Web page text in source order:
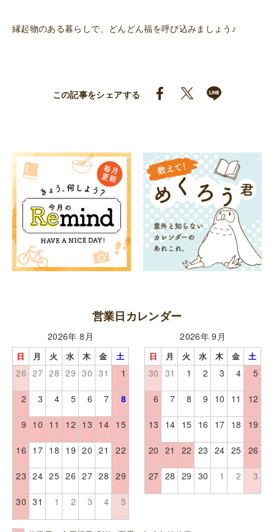
縁起物のある暮らしで、どんどん福を呼び込みましょう♪
この記事をシェアする
営業日カレンダー
2026年 8月
日 月 火 水 木 金 土
26 27 28 29 30 31 1
2 3 4 5 6 7 8
9 10 11 12 13 14 15
16 17 18 19 20 21 22
23 24 25 26 27 28 29
30 31 1 2 3 4 5
2026年 9月
日 月 火 水 木 金 土
30 31 1 2 3 4 5
6 7 8 9 10 11 12
13 14 15 16 17 18 19
20 21 22 23 24 25 26
27 28 29 30 1 2 3